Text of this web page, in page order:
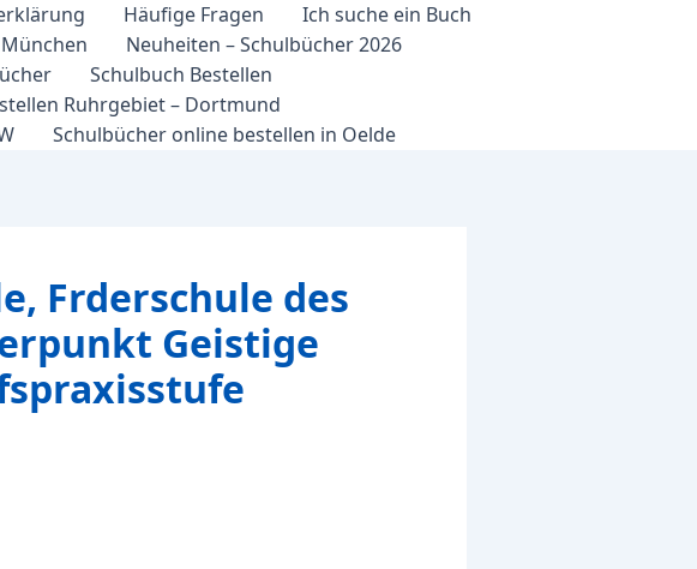
Häufige Fragen
Ich suche ein Buch
München
Neuheiten – Schulbücher 2026
Schulbuch Bestellen
Ruhrgebiet – Dortmund
Schulbücher online bestellen in Oelde
Frderschule des
Geistige